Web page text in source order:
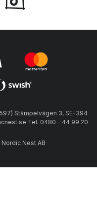
Stämpelvägen 3, SE-394
Tel. 0480 - 44 99 20
Nest AB